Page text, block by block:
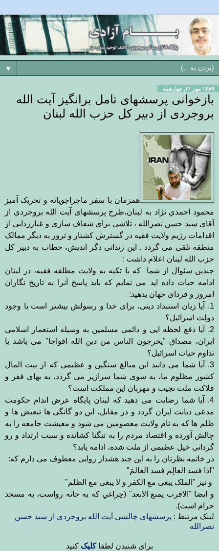
▼
۱۳۸۹ مهر ۲۱, چهارشنبه
بازخوانی پرسشهای تامل برانگیز آیت الله
بروجردی از دبیر کل حزب الله لبنان
همزمان با سفر ماجراجویانه و تحریک آمیز
محمود احمدي ن‍ژاد به لبنان،طرح پرسشهای آيت الله بروجردي از
آقای سید حسن نصرالله ، تلاشی برای شفاف سازی و غبارزدایی از
اقدامات رژیم ولایت فقیه در گسترش کشتار و ترور به دیگر ممالک
منطقه تلقی می گردد . این زندانی دگر اندیش، خطاب به دبیر کل
حزب الله لبنان اعلام داشت :
چندین سئوال از شما که با تکیه به ولایت مطلقه فقیه، در لبنان
ادامه حیات داده اید می نمایم که باید پاسخ آنرا به تاریخ نگاران
امروز و فردای جهان بدهید:
1. آیا زیان استبداد دینی، برای خدا و رسولش بیشتر است یا وجود
دولت اسرائیل؟
2. آیا دفع لحظه ایی و دائمی مسلمین به وسیله استعمار اسلامی
ایران، مصداق "یخرجون الناس من دین الله افواجا" می باشد یا
تداوم حیات اسرائیل؟
3. آیا شما می دانید این مبالغ سنگین و عظیمی که از بیت المال
کشور مظلوم ما، به سوی شما سرازیر می گردد، به بهای فقر و
فلاکت ملت نجیب و مهربان این مملکت است؟
4. آیا شما رضایت می دهید که لبنان پایگاه عرض اندام حکومت
مدعی دیانت ایران گردد و در مقابل، این دو گانگی ها تبعیض ها و
ظلم ها که به نام ولایت معصومین می شود و معیشت جامعه را به
چالش آورده و اقتصاد مردم را به تنگنا کشانده و سبب ارتداد و رو
گردانی خیل عظیمی از ملت شده، ادامه یابد؟
در خاتمه نظرتان را به این چند هشدار روایی معطوف می دارم که:
"اذا فسد العالِم فسد العالمَ"
و نیز "الملک یبغی مع الکفر و لا یبغی مع الظلم"
و ایضا "الاقرب یمنع
الابعد" (چراغي كه به خانه رواست، به مسجد
حرام است).
لینک مرتبط : پرسشهای چالشی آیت الله بروجردی از سید حسن
نصرالله
برای شنیدن لطفاکلیک کنید